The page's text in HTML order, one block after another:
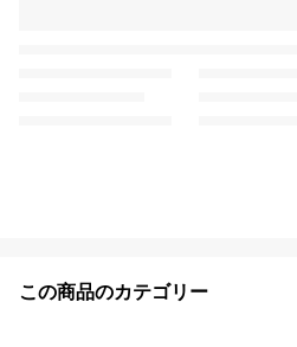
この商品のカテゴリー